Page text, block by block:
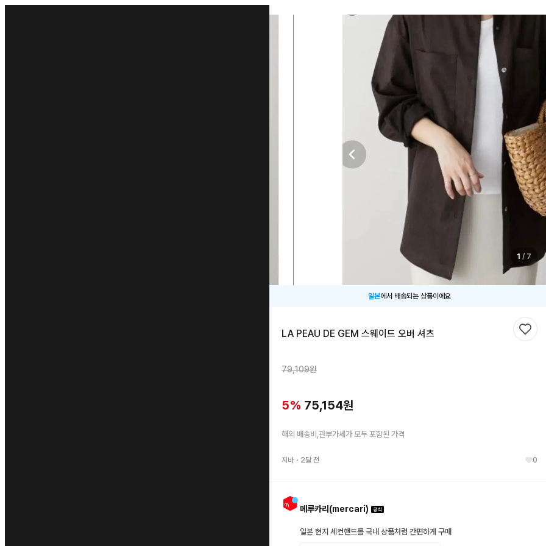
1 / 7
일본에서 배송되는 상품이에요
LA PEAU DE GEM 스웨이드 오버 셔츠
79,109원
5% 75,154원
해외 배송비,관부가세가 모두 포함된 가격
지바・ 2달 전 0
메루카리(mercari)
일본 현지 세컨핸드를 국내 상품처럼 간편하게 구매
찜하